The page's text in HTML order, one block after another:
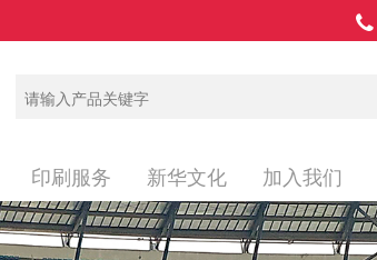
印刷服务 新华文化 加入我们